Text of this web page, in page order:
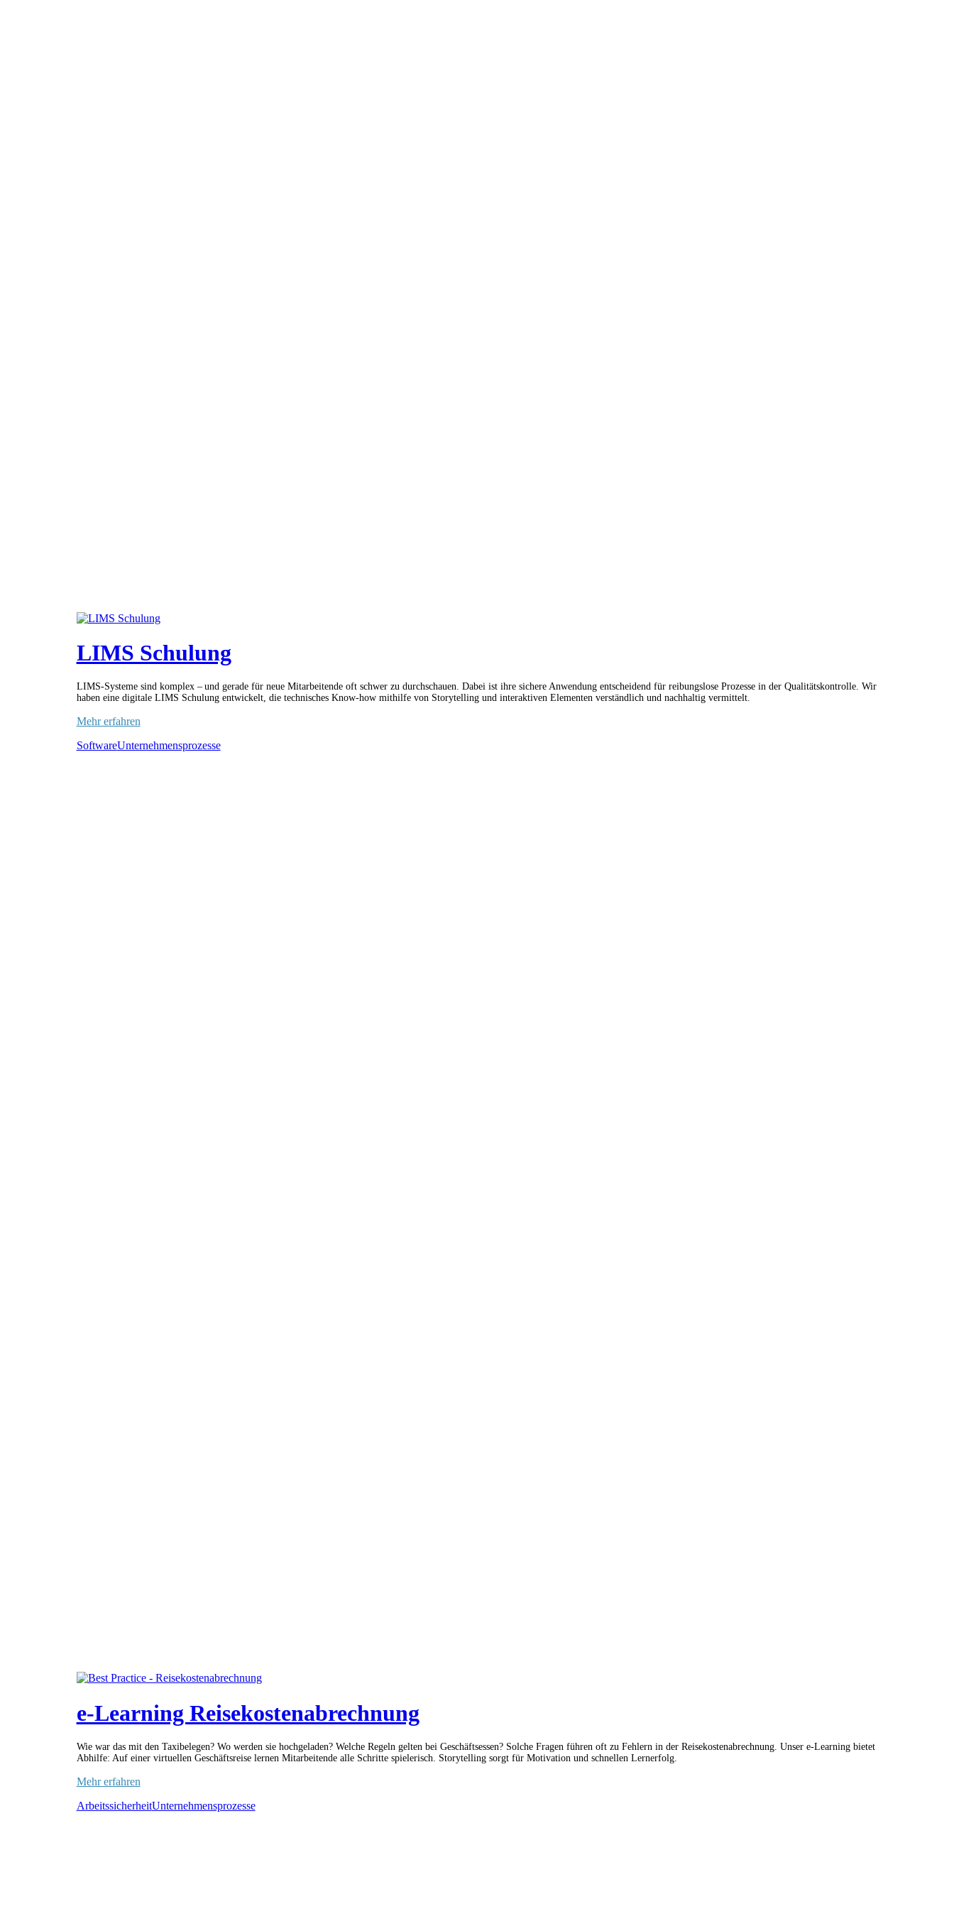
LIMS Schulung
LIMS-Systeme sind komplex – und gerade für neue Mitarbeitende oft schwer zu durchschauen. Dabei ist ihre sichere Anwendung entscheidend für reibungslose Prozesse in der Qualitätskontrolle. Wir
haben eine digitale LIMS Schulung entwickelt, die technisches Know-how mithilfe von Storytelling und interaktiven Elementen verständlich und nachhaltig vermittelt.
Mehr erfahren
SoftwareUnternehmensprozesse
e-Learning Reisekostenabrechnung
Wie war das mit den Taxibelegen? Wo werden sie hochgeladen? Welche Regeln gelten bei Geschäftsessen? Solche Fragen führen oft zu Fehlern in der Reisekostenabrechnung. Unser e-Learning bietet
Abhilfe: Auf einer virtuellen Geschäftsreise lernen Mitarbeitende alle Schritte spielerisch. Storytelling sorgt für Motivation und schnellen Lernerfolg.
Mehr erfahren
ArbeitssicherheitUnternehmensprozesse